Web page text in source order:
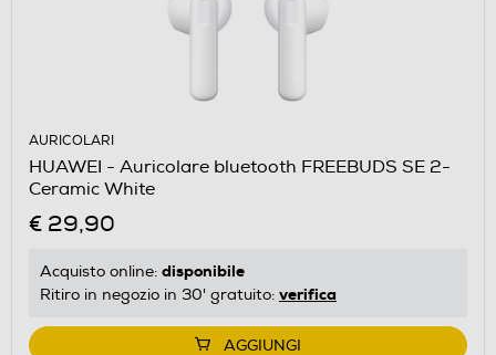
AURICOLARI
HUAWEI - Auricolare bluetooth FREEBUDS SE 2-
Ceramic White
€ 29,90
Acquisto online: disponibile
Ritiro in negozio in 30' gratuito: verifica
AGGIUNGI